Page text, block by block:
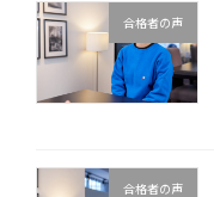
合格者の声
合格者の声